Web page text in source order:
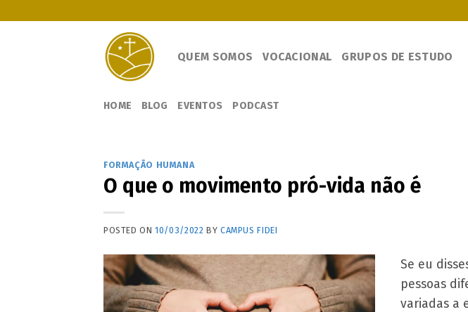
QUEM SOMOS VOCACIONAL GRUPOS DE ESTUDO
HOME BLOG EVENTOS PODCAST
FORMAÇÃO HUMANA
O que o movimento pró-vida não é
POSTED ON10/03/2022 BY CAMPUS FIDEI
Se eu
pessoas
variadas a